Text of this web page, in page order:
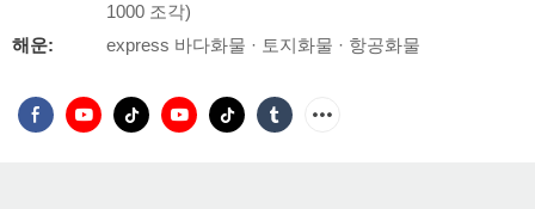
1000 조각)
해운:
express 바다화물 · 토지화물 · 항공화물